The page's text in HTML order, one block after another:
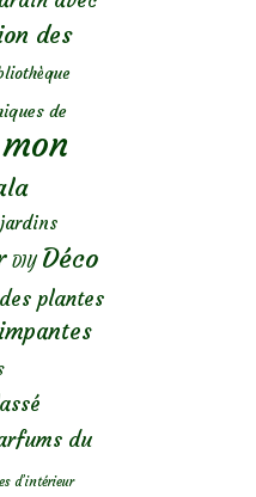
des
de
DIY Déco
plantes
du
d’intérieur